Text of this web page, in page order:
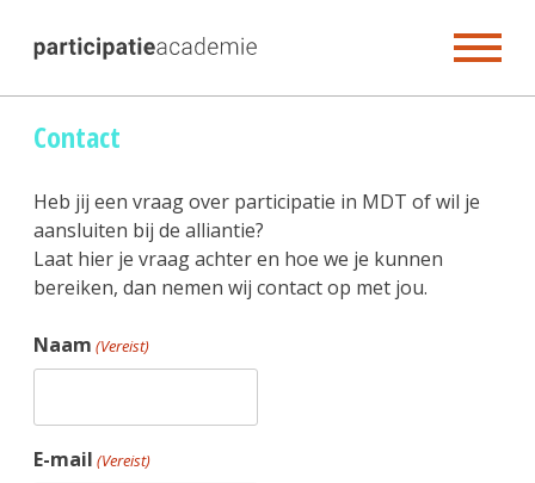
Contact
Heb jij een vraag over participatie in MDT of wil je
aansluiten bij de alliantie?
Laat hier je vraag achter en hoe we je kunnen
bereiken, dan nemen wij contact op met jou.
Naam (Vereist)
E-mail (Vereist)